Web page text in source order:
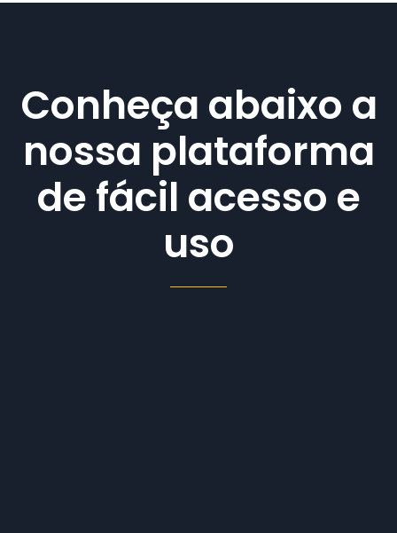
Conheça abaixo a
nossa plataforma
de fácil acesso e
uso